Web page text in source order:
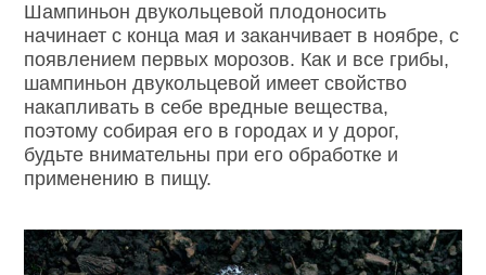
Шампиньон двукольцевой плодоносить
начинает с конца мая и заканчивает в ноябре, с
появлением первых морозов. Как и все грибы,
шампиньон двукольцевой имеет свойство
накапливать в себе вредные вещества,
поэтому собирая его в городах и у дорог,
будьте внимательны при его обработке и
применению в пищу.